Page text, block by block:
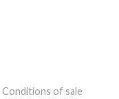
Conditions of sale